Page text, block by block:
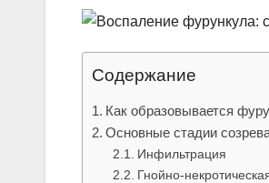
Содержание
Как образовывается
Основные стадии
Инфильтрация
Гнойно-